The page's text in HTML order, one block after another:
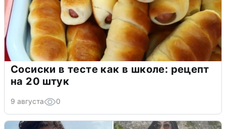
Сосиски в тесте как в школе: рецепт
на 20 штук
9 августа 0